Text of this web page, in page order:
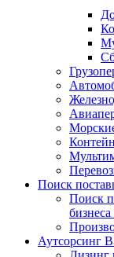
Поиск
Поиск
Аутсорсинг